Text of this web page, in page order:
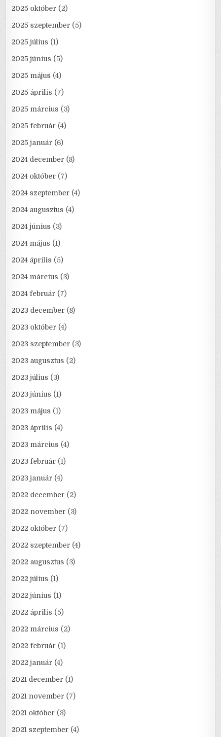
2025 október (2)
2025 szeptember (5)
2025 július (1)
2025 június (5)
2025 május (4)
2025 április (7)
2025 március (3)
2025 február (4)
2025 január (6)
2024 december (8)
2024 október (7)
2024 szeptember (4)
2024 augusztus (4)
2024 június (3)
2024 május (1)
2024 április (5)
2024 március (3)
2024 február (7)
2023 december (8)
2023 október (4)
2023 szeptember (3)
2023 augusztus (2)
2023 július (3)
2023 június (1)
2023 május (1)
2023 április (4)
2023 március (4)
2023 február (1)
2023 január (4)
2022 december (2)
2022 november (3)
2022 október (7)
2022 szeptember (4)
2022 augusztus (3)
2022 július (1)
2022 június (1)
2022 április (5)
2022 március (2)
2022 február (1)
2022 január (4)
2021 december (1)
2021 november (7)
2021 október (3)
2021 szeptember (4)